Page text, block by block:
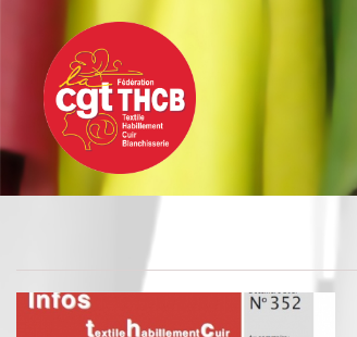
contenu
principal